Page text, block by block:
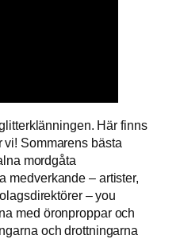
Här finns
vi! Sommarens bästa
mordgåta
medverkande – artister,
– you
med öronproppar och
och drottningarna